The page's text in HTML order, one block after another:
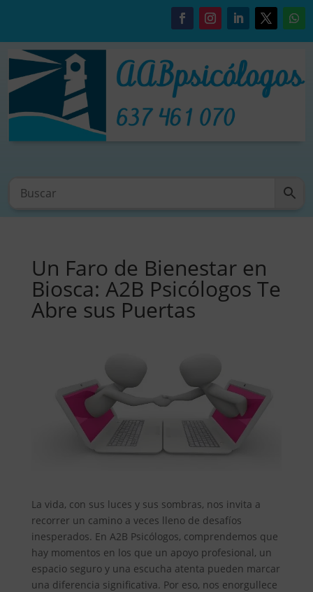
Un Faro de Bienestar en
Biosca: A2B Psicólogos Te
Abre sus Puertas
La vida, con sus luces y sus sombras, nos invita a
recorrer un camino a veces lleno de desafíos
inesperados. En A2B Psicólogos, comprendemos que
hay momentos en los que un apoyo profesional, un
espacio seguro y una escucha atenta pueden marcar
una diferencia significativa. Por eso, nos enorgullece